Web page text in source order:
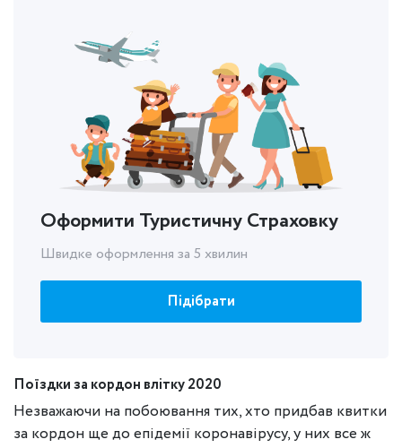
Оформити Туристичну Страховку
Швидке оформлення за 5 хвилин
Підібрати
Поїздки за кордон влітку 2020
Незважаючи на побоювання тих, хто придбав квитки
за кордон ще до епідемії коронавірусу, у них все ж